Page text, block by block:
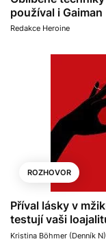
používal i Gaiman
Redakce Heroine
ROZHOVOR
Příval lásky v
testují vaši
Kristina Böhmer (Denník N)